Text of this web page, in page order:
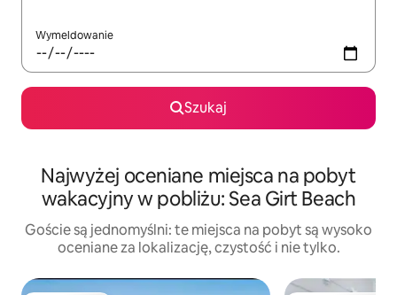
Wymeldowanie
Szukaj
Najwyżej oceniane miejsca na pobyt
wakacyjny w pobliżu: Sea Girt Beach
Goście są jednomyślni: te miejsca na pobyt są wysoko
oceniane za lokalizację, czystość i nie tylko.